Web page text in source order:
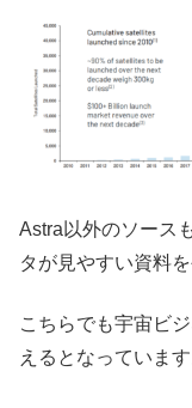
Astra以外のソース
タが見やすい資料
こちらでも宇宙ビ
えるとなっています